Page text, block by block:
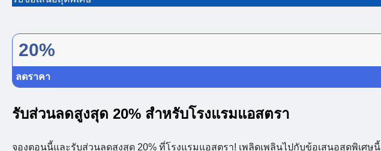
20%
ลดราคา
รับส่วนลดสูงสุด 20% สำหรับโรงแรมแอสตรา
จองตอนนี้และรับส่วนลดสูงสุด 20% ที่โรงแรมแอสตรา! เพลิดเพลินไปกับข้อเสนอสุดพิเศษนี้